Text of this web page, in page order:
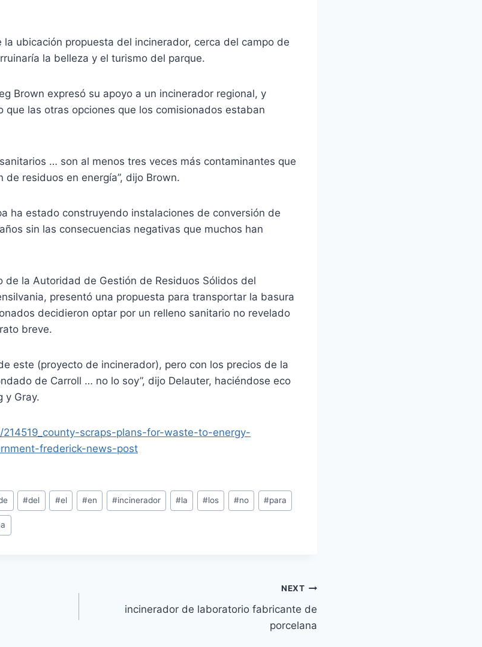
ubicación propuesta del incinerador, cerca del campo de
la belleza y el turismo del parque.
Brown expresó su apoyo a un incinerador regional, y
que las otras opciones que los comisionados estaban
… son al menos tres veces más contaminantes que
residuos en energía”, dijo Brown.
ha estado construyendo instalaciones de conversión de
sin las consecuencias negativas que muchos han
de la Autoridad de Gestión de Residuos Sólidos del
presentó una propuesta para transportar la basura
decidieron optar por un relleno sanitario no revelado
breve.
este (proyecto de incinerador), pero con los precios de la
de Carroll … no lo soy”, dijo Delauter, haciéndose eco
y Gray.
scraps-plans-for-waste-to-energy-
frederick-news-post
#del #el #en #incinerador #la #los #no #para
NEXT
incinerador de laboratorio fabricante de
porcelana